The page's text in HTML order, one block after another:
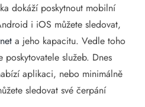
dokáží poskytnout mobilní
i iOS můžete sledovat,
a jeho kapacitu. Vedle toho
služeb. Dnes
aplikaci, nebo minimálně
sledovat své čerpání